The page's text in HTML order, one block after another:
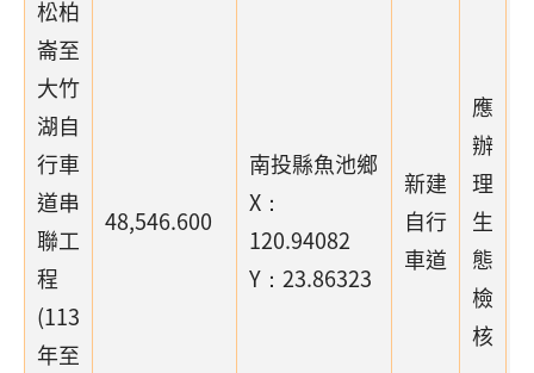
松柏
崙至
大竹
湖自
行車
道串
聯工
程
(113
年至
48,546.600
南投縣魚池鄉
X：
120.94082
Y：23.86323
新建
自行
車道
應
辦
理
生
態
檢
核